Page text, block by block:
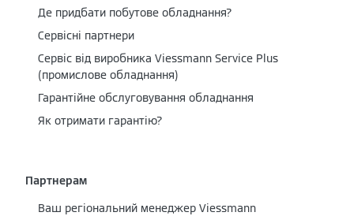
Де придбати побутове обладнання?
Сервісні партнери
Cервіс від виробника Viessmann Service Plus
(промислове обладнання)
Гарантійне обслуговування обладнання
Як отримати гарантію?
Партнерам
Ваш регіональний менеджер Viessmann